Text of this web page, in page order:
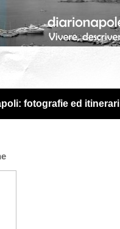
fotografie ed itinerari